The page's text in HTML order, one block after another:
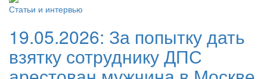
Статьи и интервью
19.05.2026: За попытку дать
взятку сотруднику ДПС